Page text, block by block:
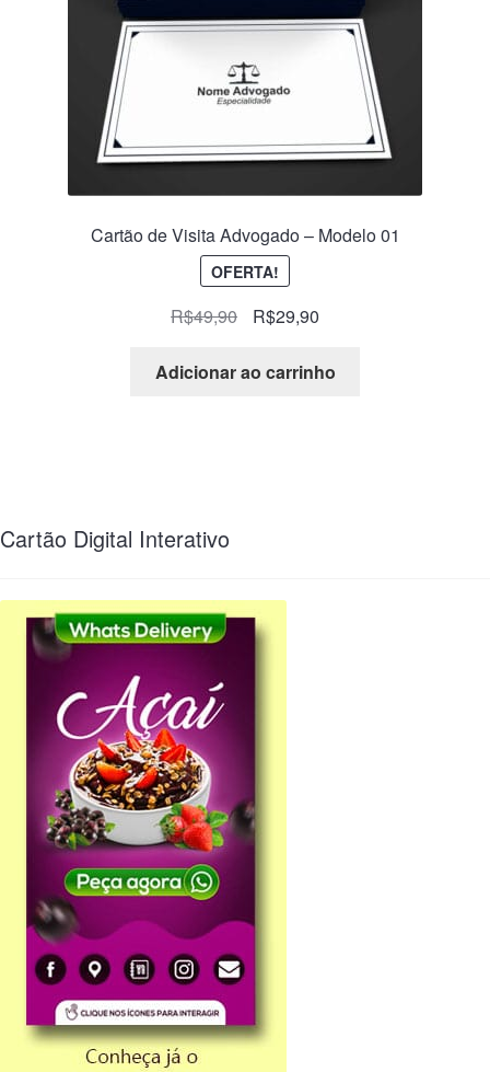
Cartão de Visita Advogado – Modelo 01
OFERTA!
R$49,90 R$29,90
Adicionar ao carrinho
Cartão Digital Interativo